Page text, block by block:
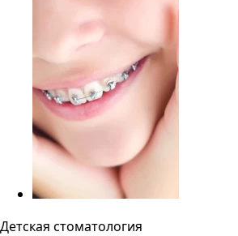
Детская стоматология